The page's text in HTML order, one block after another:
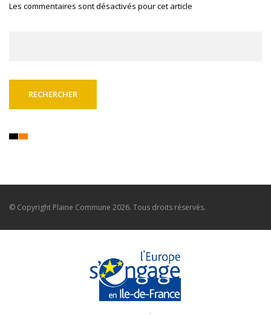
Les commentaires sont désactivés pour cet article
© Copyright Plaine Commune 2026. Tous droits réservés.